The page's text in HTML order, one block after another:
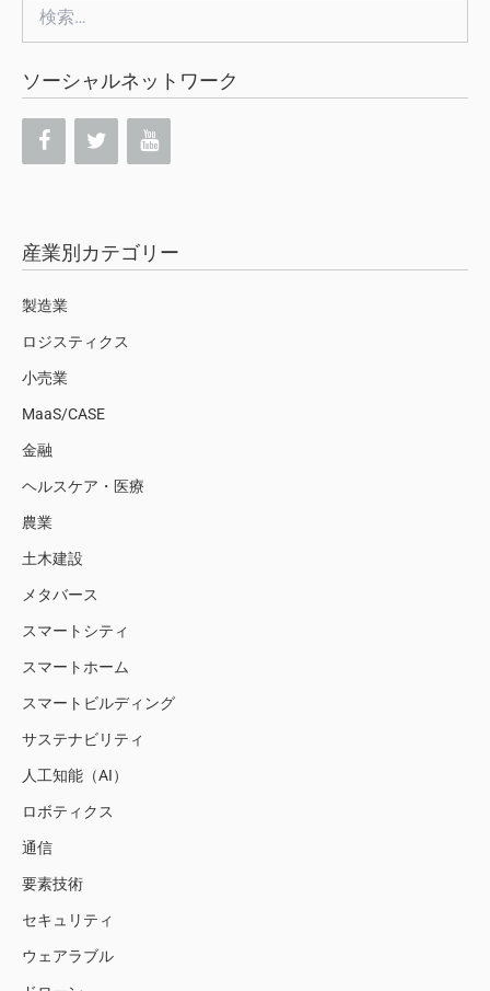
索:
ソーシャルネットワーク
産業別カテゴリー
製造業
ロジスティクス
小売業
MaaS/CASE
金融
ヘルスケア・医療
農業
土木建設
メタバース
スマートシティ
スマートホーム
スマートビルディング
サステナビリティ
人工知能（AI）
ロボティクス
通信
要素技術
セキュリティ
ウェアラブル